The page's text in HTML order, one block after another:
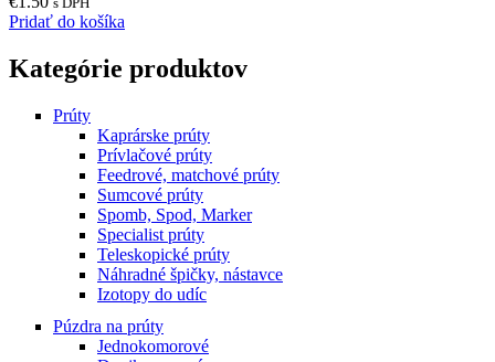
Pridať do košíka
Kategórie produktov
Prúty
Kaprárske prúty
Prívlačové prúty
Feedrové, matchové prúty
Sumcové prúty
Spomb, Spod, Marker
Specialist prúty
Teleskopické prúty
Náhradné špičky, nástavce
Izotopy do udíc
Púzdra na prúty
Jednokomorové